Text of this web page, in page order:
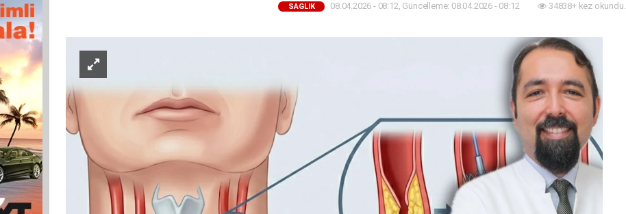
SAGLIK 08.04.2026 - 08:12, Güncelleme: 08.04.2026 - 08:12 34838+ kez okundu.